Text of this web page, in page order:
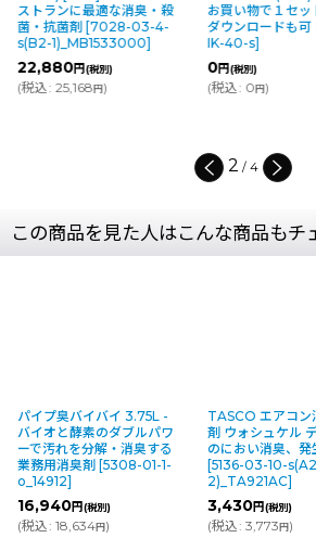
お買い物で１セット限り！
ダウンロードも可！ [8278-
IK-40-s]
0円(税別)
(税込 0円)
IK-20-s]
440 円(税別)
484
3 / 4
この商品を見た人はこんな商品もチ
パイプ臭バイバイ 3.75L -
バイオと酵素のダブルパワ
ーで汚れを分解・消臭する
業務用消臭剤 [5308-01-1-
o_14912]
16,940円(税別)
(税込: 18,634円)
TASCO エアコン
剤 ウォシュケル
のにおい消臭、発
[5136-03-10-
2)_TA921AC]
3,430円(税別)
(税込: 3,773円)